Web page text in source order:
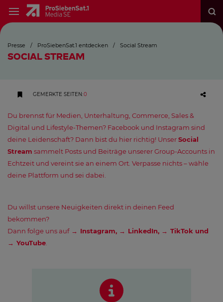
Presse / ProSiebenSat.1 entdecken / Social Stream
SOCIAL STREAM
GEMERKTE SEITEN:0
Du brennst für Medien, Unterhaltung, Commerce, Sales &
Digital und Lifestyle-Themen? Facebook und Instagram sind
deine Leidenschaft? Dann bist du hier richtig! UnserSocial
Stream sammelt Posts und Beiträge unserer Group-Accounts in
Echtzeit und vereint sie an einem Ort. Verpasse nichts – wähle
deine Plattform und sei dabei.
Du willst unsere Neuigkeiten direkt in deinen Feed
bekommen?
Dann folge uns auf
Instagram, LinkedIn, TikTok und
YouTube